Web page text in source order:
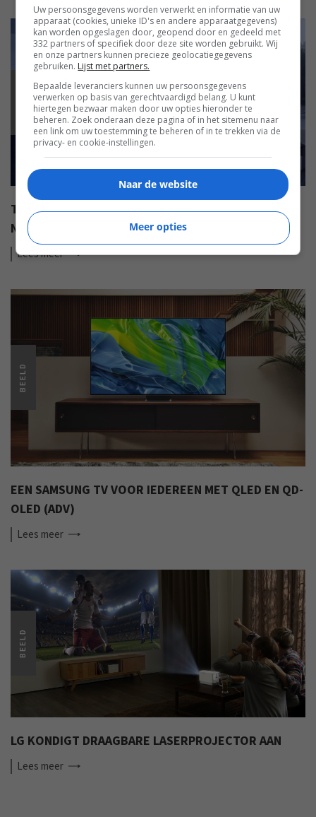
TOT 500 EURO TERUG BIJ AANKOOP VAN EEN
NIEUWE SONY TELEVISIE (ADV)
Leesmeer
BEELD
EEN SAMSUNG TV VOOR IEDEREEN MET QLED EN QD-
OLED (ADV)
Lees meer
BEELD
LG KONDIGT DRAAGBARE LASERPROJECTOR AAN
Lees meer
Uw persoonsgegevens worden verwerkt en informatie van uw
apparaat (cookies, unieke ID's en andere apparaatgegevens)
kan worden opgeslagen door, geopend door en gedeeld met
332 partners of specifiek door deze site worden gebruikt. Wij
en onze partners kunnen precieze geolocatiegegevens
gebruiken. Lijst met partners.
Bepaalde leveranciers kunnen uw persoonsgegevens
verwerken op basis van gerechtvaardigd belang. U kunt
hiertegen bezwaar maken door uw opties hieronder te
beheren. Zoek onderaan deze pagina of in het sitemenu naar
een link om uw toestemming te beheren of in te trekken via de
privacy- en cookie-instellingen.
Naar de website
Meer opties